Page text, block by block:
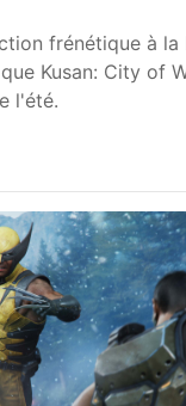
frénétique à la
Kusan: City of
l'été.